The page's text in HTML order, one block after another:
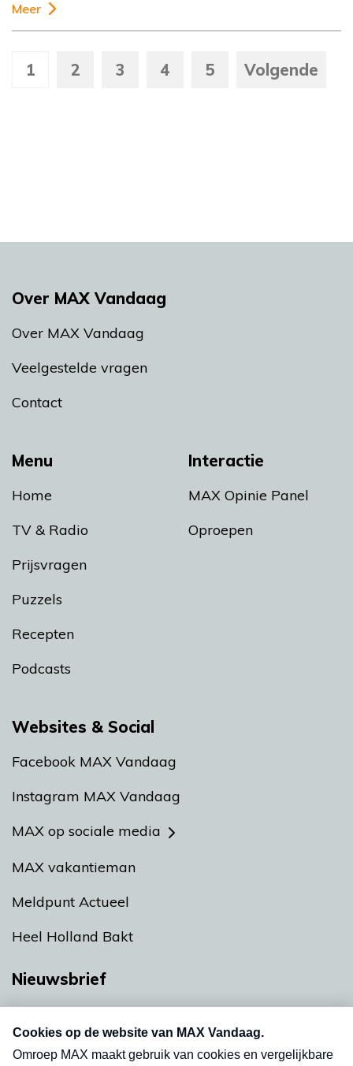
Meer
1 2 3 4 5 Volgende
Menu
Home
TV & Radio
Prijsvragen
Puzzels
Recepten
Podcasts
Interactie
MAX Opinie Panel
Oproepen
Over MAX Vandaag
Over MAX Vandaag
Veelgestelde vragen
Contact
Websites & Social
Facebook MAX Vandaag
Instagram MAX Vandaag
MAX op sociale media
MAX vakantieman
Meldpunt Actueel
Heel Holland Bakt
Nieuwsbrief
nieuwsbrief. Elke vrijdag- en dinsdagochtend in
uw mailbox.